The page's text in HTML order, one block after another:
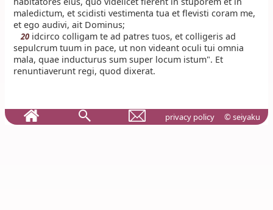
maledictum, et scidisti vestimenta tua et flevisti coram me,
et ego audivi, ait Dominus;
20 idcirco colligam te ad patres tuos, et colligeris ad
sepulcrum tuum in pace, ut non videant oculi tui omnia
mala, quae inducturus sum super locum istum". Et
renuntiaverunt regi, quod dixerat.
privacy policy © seiyaku